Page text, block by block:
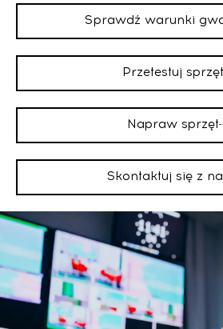
Sprawdź warunki
Przetestuj sprzęt
Napraw sprzęt
Skontaktuj się z